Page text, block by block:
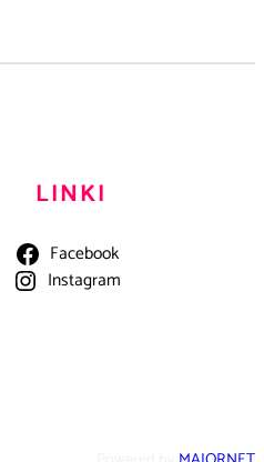
LINKI
Facebook
Instagram